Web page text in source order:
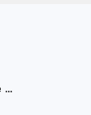
El Misterio Desenredado De XRP: ¿Estamos Entrando En Aguas Tranquilas O Mares Turbulentos?